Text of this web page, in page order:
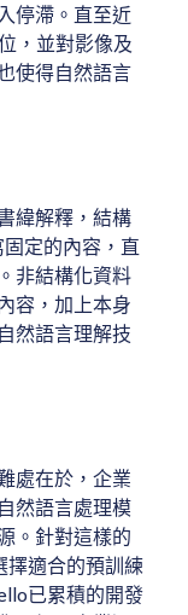
停滯。直至近
，並對影像及
使得自然語言
緯解釋，結構
定的內容，直
非結構化資料
容，加上本身
然語言理解技
處在於，企業
然語言處理模
。針對這樣的
擇適合的預訓練
已累積的開發